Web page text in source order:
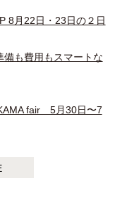
8月22日・23日の２日
備も費用もスマートな
fair 5月30日〜7